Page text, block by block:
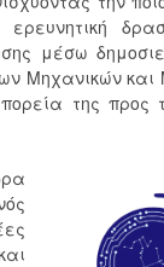
μέσω
Μηχανικών και
της προς